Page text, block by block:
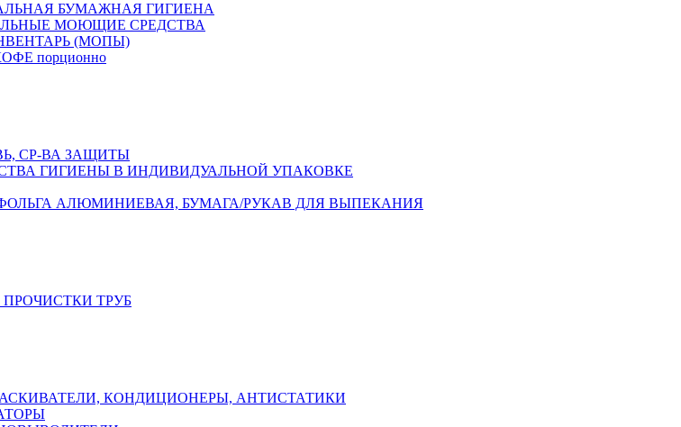
БУМАЖНАЯ ГИГИЕНА
МОЮЩИЕ СРЕДСТВА
(МОПЫ)
порционно
СР-ВА ЗАЩИТЫ
ГИГИЕНЫ В ИНДИВИДУАЛЬНОЙ УПАКОВКЕ
АЛЮМИНИЕВАЯ, БУМАГА/РУКАВ ДЛЯ ВЫПЕКАНИЯ
ТРУБ
КОНДИЦИОНЕРЫ, АНТИСТАТИКИ